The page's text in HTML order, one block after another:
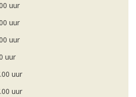
uur
uur
uur
uur
uur
uur